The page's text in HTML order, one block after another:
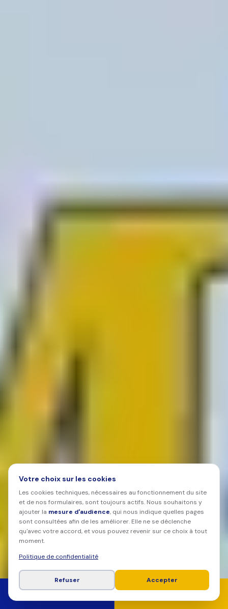
Votre choix sur les cookies
Les cookies techniques, nécessaires au fonctionnement du site
et de nos formulaires, sont toujours actifs. Nous souhaitons y
ajouter la mesure d'audience, qui nous indique quelles pages
sont consultées afin de les améliorer. Elle ne se déclenche
qu'avec votre accord, et vous pouvez revenir sur ce choix à tout
moment.
Politique de confidentialité
Refuser Accepter